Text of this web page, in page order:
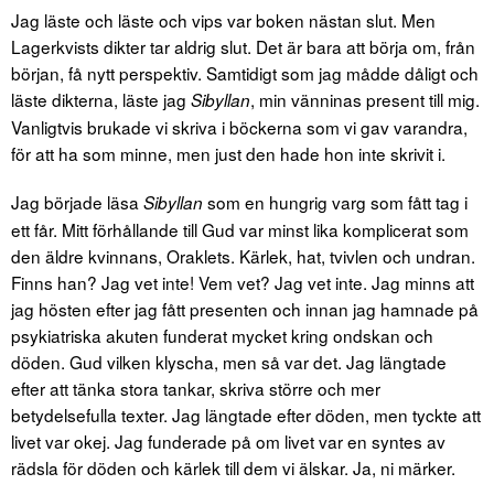
Jag läste och läste och vips var boken nästan slut. Men
Lagerkvists dikter tar aldrig slut. Det är bara att börja om, från
början, få nytt perspektiv. Samtidigt som jag mådde dåligt och
läste dikterna, läste jag Sibyllan, min vänninas present till mig.
Vanligtvis brukade vi skriva i böckerna som vi gav varandra,
för att ha som minne, men just den hade hon inte skrivit i.
Jag började läsa Sibyllan som en hungrig varg som fått tag i
ett får. Mitt förhållande till Gud var minst lika komplicerat som
den äldre kvinnans, Oraklets. Kärlek, hat, tvivlen och undran.
Finns han? Jag vet inte! Vem vet? Jag vet inte. Jag minns att
jag hösten efter jag fått presenten och innan jag hamnade på
psykiatriska akuten funderat mycket kring ondskan och
döden. Gud vilken klyscha, men så var det. Jag längtade
efter att tänka stora tankar, skriva större och mer
betydelsefulla texter. Jag längtade efter döden, men tyckte att
livet var okej. Jag funderade på om livet var en syntes av
rädsla för döden och kärlek till dem vi älskar. Ja, ni märker.